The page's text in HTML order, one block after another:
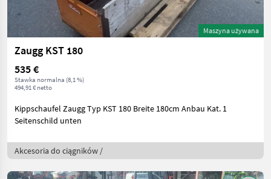
Maszyna używana
Zaugg KST 180
535 €
Stawka normalna (8,1 %)
494,91 € netto
Kippschaufel Zaugg Typ KST 180 Breite 180cm Anbau Kat. 1
Seitenschild unten
Akcesoria do ciągników /